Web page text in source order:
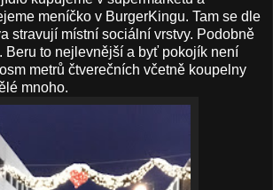
meníčko v BurgerKingu. Tam se dle
stravují místní sociální vrstvy. Podobně
Beru to nejlevnější a byť pokojík není
metrů čtverečních včetně koupelny
mnoho.